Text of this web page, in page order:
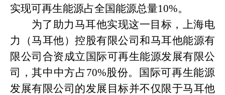
实现可再生能源占全国能源总量10%。
为了助力马耳他实现这一目标，上海电
力（马耳他）控股有限公司和马耳他能源有
限公司合资成立国际可再生能源发展有限公
司，其中中方占70%股份。国际可再生能源
发展有限公司的发展目标并不仅限于马耳他